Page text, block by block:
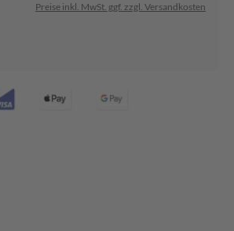
Preise inkl. MwSt. ggf. zzgl. Versandkosten